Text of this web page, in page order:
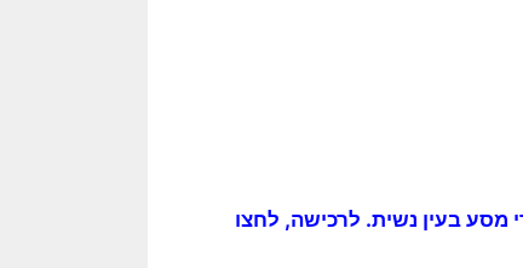
בעין נשית. לרכישה, לחצו